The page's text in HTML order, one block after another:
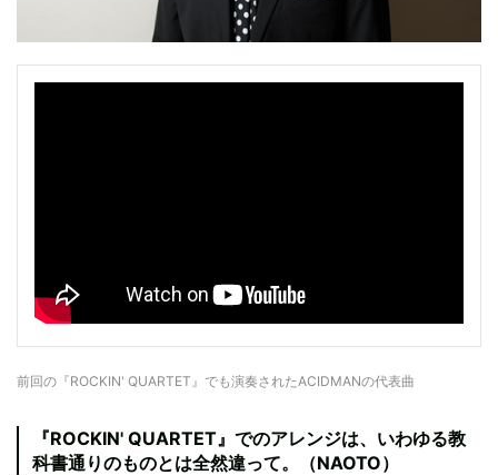
前回の『ROCKIN' QUARTET』でも演奏されたACIDMANの代表曲
『ROCKIN' QUARTET』でのアレンジは、いわゆる教
科書通りのものとは全然違って。（NAOTO）